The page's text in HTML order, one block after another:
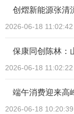
创熠新能源张清
2026-06-18 11:02:42
保康同创陈林：
2026-06-18 11:02:22
端午消费迎来高
2026-06-18 10:20:39